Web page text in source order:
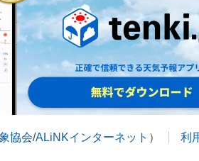
協会/ALiNKインターネット ） 利